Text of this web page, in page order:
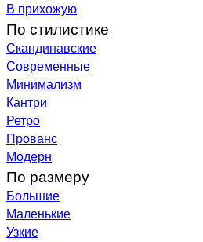
В прихожую
По стилистике
Скандинавские
Современные
Минимализм
Кантри
Ретро
Прованс
Модерн
По размеру
Большие
Маленькие
Узкие